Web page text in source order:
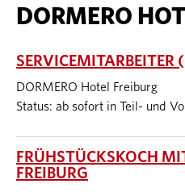
DORMERO
DORMERO Hotel Freiburg
Status: ab sofort in Teil- und
FRÜHSTÜCKSKOCH
FREIBURG